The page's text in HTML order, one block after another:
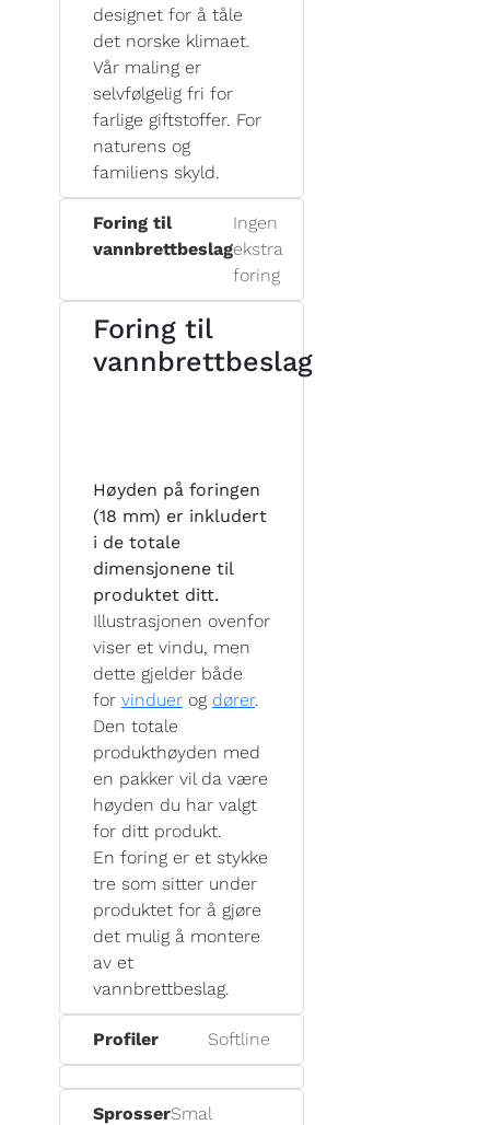
designet for å tåle
det norske klimaet.
Vår maling er
selvfølgelig fri for
farlige giftstoffer. For
naturens og
familiens skyld.
Foring til
vannbrettbeslag
Ingen
ekstra
foring
Foring til
vannbrettbeslag
Høyden på foringen
(18 mm) er inkludert
i de totale
dimensjonene til
produktet ditt.
Illustrasjonen ovenfor
viser et vindu, men
dette gjelder både
for vinduer og dører.
Den totale
produkthøyden med
en pakker vil da være
høyden du har valgt
for ditt produkt.
En foring er et stykke
tre som sitter under
produktet for å gjøre
det mulig å montere
av et
vannbrettbeslag.
Profiler Softline
SprosserSmal